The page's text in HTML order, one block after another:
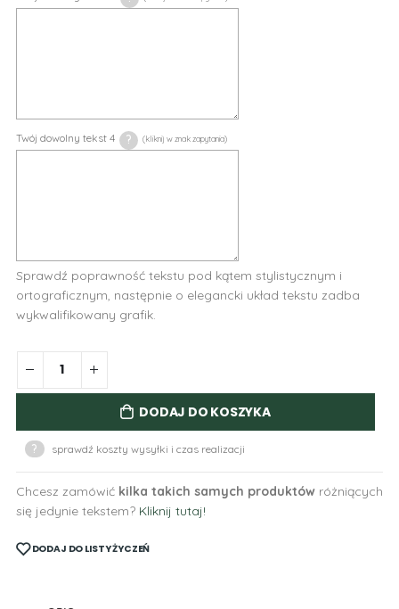
Twój dowolny tekst 4 ?
Sprawdź poprawność tekstu pod kątem stylistycznym i
ortograficznym, następnie o elegancki układ tekstu zadba
wykwalifikowany grafik.
DODAJ DO KOSZYKA
? sprawdź koszty wysyłki i czas realizacji
Chcesz zamówić kilka takich samych produktówróżniących
się jedynie tekstem? Kliknij tutaj!
DODAJ DO LISTY ŻYCZEŃ